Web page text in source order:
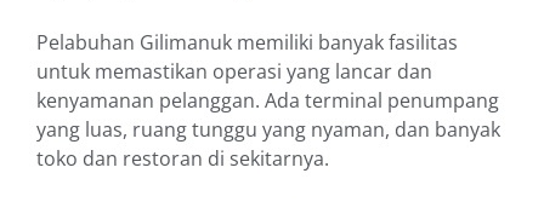
Pelabuhan Gilimanuk memiliki banyak fasilitas
untuk memastikan operasi yang lancar dan
kenyamanan pelanggan. Ada terminal penumpang
yang luas, ruang tunggu yang nyaman, dan banyak
toko dan restoran di sekitarnya.